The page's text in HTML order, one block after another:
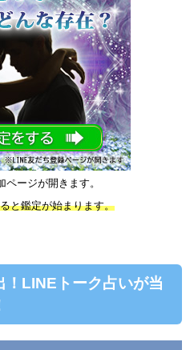
ージが開きます。
と鑑定が始まります。
！LINEトーク占いが当